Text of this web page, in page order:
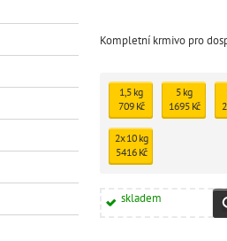
Kompletní krmivo pro
1,5 kg
709 Kč
5 kg
1695 Kč
2x 10 kg
5416 Kč
skladem